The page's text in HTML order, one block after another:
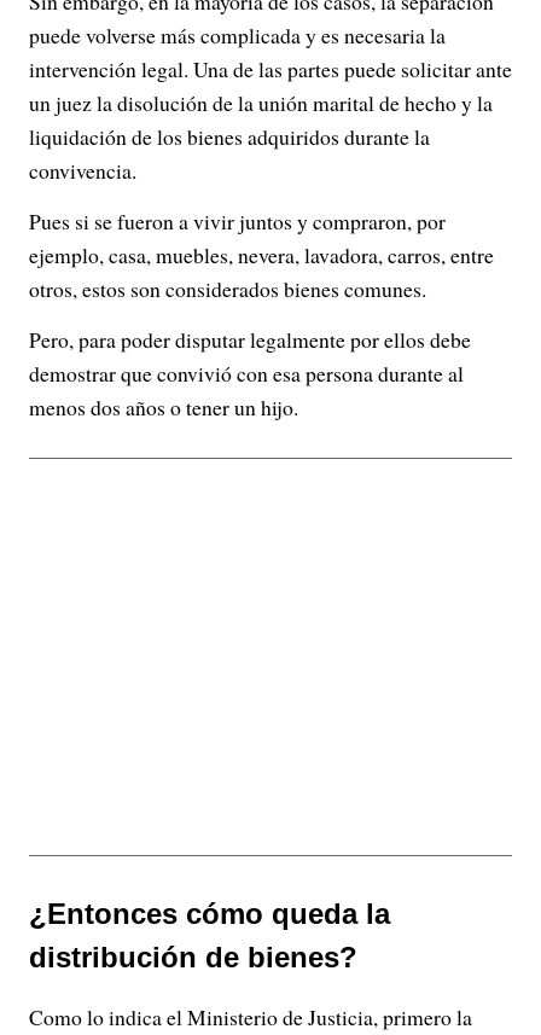
puede volverse más complicada y es necesaria la
intervención legal. Una de las partes puede solicitar ante
un juez la disolución de la unión marital de hecho y la
liquidación de los bienes adquiridos durante la
convivencia.
Pues si se fueron a vivir juntos y compraron, por
ejemplo, casa, muebles, nevera, lavadora, carros, entre
otros, estos son considerados bienes comunes.
Pero, para poder disputar legalmente por ellos debe
demostrar que convivió con esa persona durante al
menos dos años o tener un hijo.
¿Entonces cómo queda la
distribución de bienes?
Como lo indica el Ministerio de Justicia, primero la